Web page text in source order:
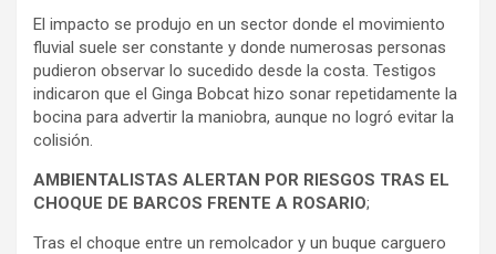
El impacto se produjo en un sector donde el movimiento
fluvial suele ser constante y donde numerosas personas
pudieron observar lo sucedido desde la costa. Testigos
indicaron que el Ginga Bobcat hizo sonar repetidamente la
bocina para advertir la maniobra, aunque no logró evitar la
colisión.
AMBIENTALISTAS ALERTAN POR RIESGOS TRAS EL
CHOQUE DE BARCOS FRENTE A ROSARIO;
Tras el choque entre un remolcador y un buque carguero